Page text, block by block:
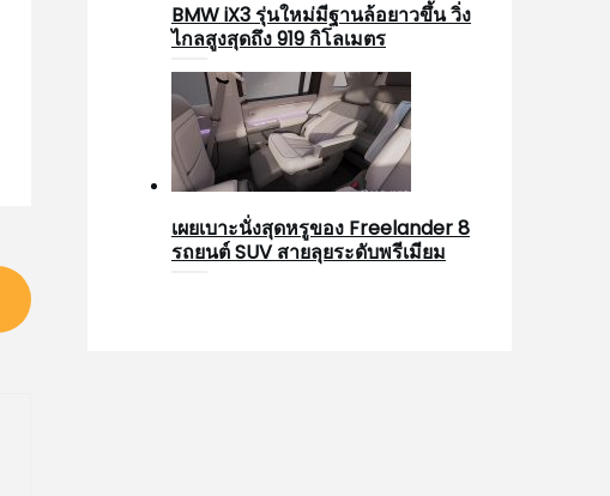
BMW iX3 รุ่นใหม่มีฐานล้อยาวขึ้น วิ่ง
ไกลสูงสุดถึง 919 กิโลเมตร
เผยเบาะนั่งสุดหรูของ Freelander 8
รถยนต์ SUV สายลุยระดับพรีเมียม